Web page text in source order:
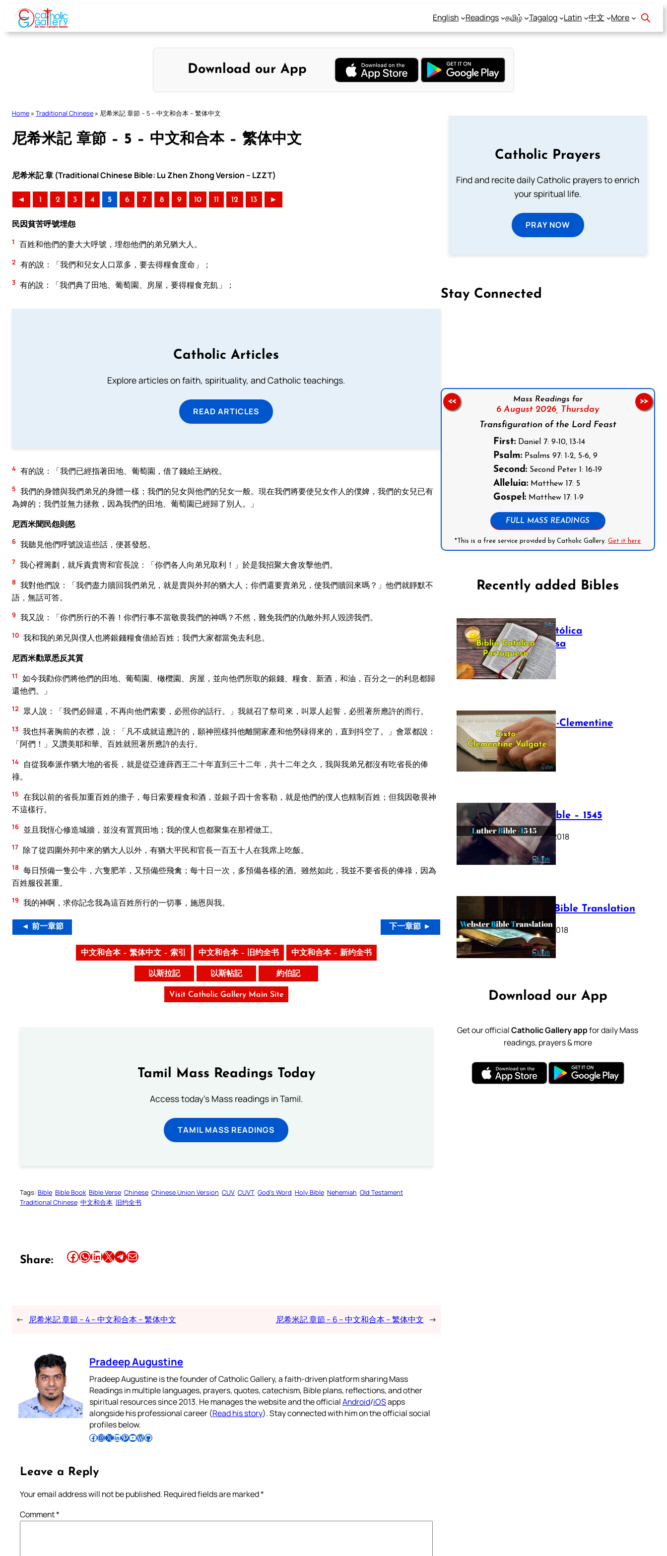
Skip
content
English Readings தமிழ் Tagalog Latin 中文 More
Download our App
Home » Traditional Chinese » 尼希米記 章節 – 5 – 中文和合本 – 繁体中文
尼希米記 章節 – 5 – 中文和合本 – 繁体中文
尼希米記 章 (Traditional Chinese Bible: Lu Zhen Zhong Version – LZZT)
◄ 1 2 3 4 5 6 7 8 9 10 11 12 13 ►
民因貧苦呼號埋怨
1 百姓和他們的妻大大呼號，埋怨他們的弟兄猶大人。
2 有的說：「我們和兒女人口眾多，要去得糧食度命」；
3 有的說：「我們典了田地、葡萄園、房屋，要得糧食充飢」；
Catholic Articles
Explore articles on faith, spirituality, and Catholic teachings.
READ ARTICLES
4 有的說：「我們已經指著田地、葡萄園，借了錢給王納稅。
5 我們的身體與我們弟兄的身體一樣；我們的兒女與他們的兒女一般。現在我們將要使兒女作人的僕婢，我們的女兒已有
為婢的；我們並無力拯救，因為我們的田地、葡萄園已經歸了別人。」
尼西米聞民怨則怒
6 我聽見他們呼號說這些話，便甚發怒。
7 我心裡籌劃，就斥責貴冑和官長說：「你們各人向弟兄取利！」於是我招聚大會攻擊他們。
8 我對他們說：「我們盡力贖回我們弟兄，就是賣與外邦的猶大人；你們還要賣弟兄，使我們贖回來嗎？」他們就靜默不
語，無話可答。
9 我又說：「你們所行的不善！你們行事不當敬畏我們的神嗎？不然，難免我們的仇敵外邦人毀謗我們。
10 我和我的弟兄與僕人也將銀錢糧食借給百姓；我們大家都當免去利息。
尼西米勸眾悉反其質
11
如今我勸你們將他們的田地、葡萄園、橄欖園、房屋，並向他們所取的銀錢、糧食、新酒，和油，百分之一的利息都歸
還他們。」
12 眾人說：「我們必歸還，不再向他們索要，必照你的話行。」我就召了祭司來，叫眾人起誓，必照著所應許的而行。
13 我也抖著胸前的衣襟，說：「凡不成就這應許的，願神照樣抖他離開家產和他勞碌得來的，直到抖空了。」會眾都說：
「阿們！」又讚美耶和華。百姓就照著所應許的去行。
14
自從我奉派作猶大地的省長，就是從亞達薛西王二十年直到三十二年，共十二年之久，我與我弟兄都沒有吃省長的俸
祿。
15 在我以前的省長加重百姓的擔子，每日索要糧食和酒，並銀子四十舍客勒，就是他們的僕人也轄制百姓；但我因敬畏神
不這樣行。
16 並且我恆心修造城牆，並沒有置買田地；我的僕人也都聚集在那裡做工。
17 除了從四圍外邦中來的猶大人以外，有猶大平民和官長一百五十人在我席上吃飯。
18 每日預備一隻公牛，六隻肥羊，又預備些飛禽；每十日一次，多預備各樣的酒。雖然如此，我並不要省長的俸祿，因為
百姓服役甚重。
19 我的神啊，求你記念我為這百姓所行的一切事，施恩與我。
◄ 前一章節 下一章節 ►
中文和合本 – 繁体中文 – 索引 中文和合本 – 旧约全书 中文和合本 – 新约全书
以斯拉記 以斯帖記 約伯記
Visit Catholic Gallery Main Site
Tamil Mass Readings Today
Access today's Mass readings in Tamil.
TAMIL MASS READINGS
Tags: Bible Bible Book Bible Verse Chinese Chinese Union Version CUV CUVT God’s Word Holy Bible Nehemiah Old Testament
Traditional Chinese 中文和合本 旧约全书
Share: Share this article on Facebook Share this article on WhatsApp Share this article on LinkedIn Share this article on X Share this article on TelegramEmail this Article
← 尼希米記 章節 – 4 – 中文和合本 – 繁体中文 尼希米記 章節 – 6 – 中文和合本 – 繁体中文 →
Pradeep Augustine
Pradeep Augustine is the founder of Catholic Gallery, a faith-driven platform sharing Mass
Readings in multiple languages, prayers, quotes, catechism, Bible plans, reflections, and other
spiritual resources since 2013. He manages the website and the officialAndroid/iOSapps
alongside his professional career (Read his story). Stay connected with him on the official social
profiles below.
Follow Pradeep on Facebook Follow Pradeep on InstagramFollow Pradeep on X Follow Pradeep on LinkedIn Follow Pradeep on Pinterest Subscribe to Pradeep’s Youtube Channel Follow Pradeep on WordPress Follow Pradeep on GitHub
Leave a Reply
Your email address will not be published. Required fields are marked*
Comment*
Catholic Prayers
Find and recite daily Catholic prayers to enrich
your spiritual life.
PRAY NOW
Stay Connected
Mass Readings for
6 August 2026, Thursday
Transfiguration of the Lord Feast
First: Daniel 7: 9-10, 13-14
Psalm: Psalms 97: 1-2, 5-6, 9
Second: Second Peter 1: 16-19
Alleluia: Matthew 17: 5
Gospel: Matthew 17: 1-9
FULL MASS READINGS
*This is a free service provided by Catholic Gallery.Get it here
<< >>
Recently added Bibles
Bíblia Católica
Portuguesa
July 16, 2025
The Sixto-Clementine
Vulgate
July 12, 2025
Luther Bible – 1545
October 17, 2018
Webster Bible Translation
October 11, 2018
Download our App
Get our officialCatholic Gallery appfor daily Mass
readings, prayers & more